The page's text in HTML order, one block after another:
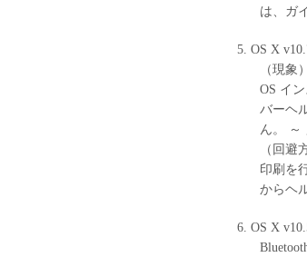
は、ガ
OS X
（現象）
OS イ
バーヘ
ん。 ～
（回避
印刷を
からヘ
OS X